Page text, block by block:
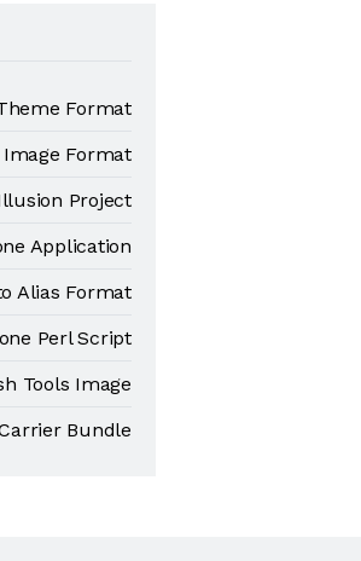
Format
Image Format
Project
Application
Alias Format
Perl Script
Tools Image
Bundle